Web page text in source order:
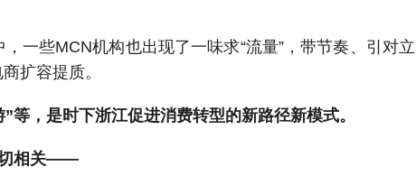
，一些MCN机构也出现了一味求“流量”，带节奏、引对立
扩容提质。
等，是时下浙江促进消费转型的新路径新模式。
相关——